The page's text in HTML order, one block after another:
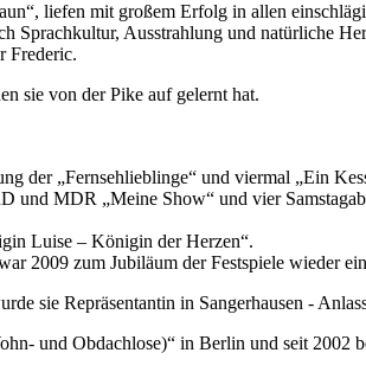
liefen mit großem Erfolg in allen
Sprachkultur, Ausstrahlung und natürliche
Frederic.
sie von der Pike auf gelernt hat.
der „Fernsehlieblinge“ und viermal „Ein
und MDR „Meine Show“ und vier
Luise – Königin der Herzen“.
2009 zum Jubiläum der Festspiele wieder
sie Repräsentantin in Sangerhausen -
und Obdachlose)“ in Berlin und seit